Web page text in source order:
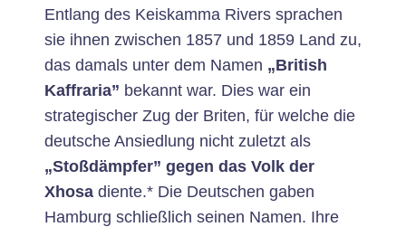
Entlang des Keiskamma Rivers sprachen
sie ihnen zwischen 1857 und 1859 Land zu,
das damals unter dem Namen „British
Kaffraria” bekannt war. Dies war ein
strategischer Zug der Briten, für welche die
deutsche Ansiedlung nicht zuletzt als
„Stoßdämpfer” gegen das Volk der
Xhosadiente.* Die Deutschen gaben
Hamburg schließlich seinen Namen. Ihre